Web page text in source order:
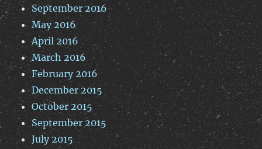
September 2016
May 2016
April 2016
March 2016
February 2016
December 2015
October 2015
September 2015
July 2015